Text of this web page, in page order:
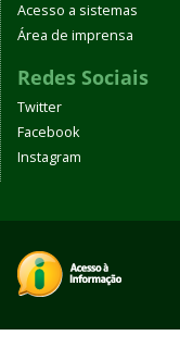
Acesso a sistemas
Área de imprensa
Redes Sociais
Twitter
Facebook
Instagram